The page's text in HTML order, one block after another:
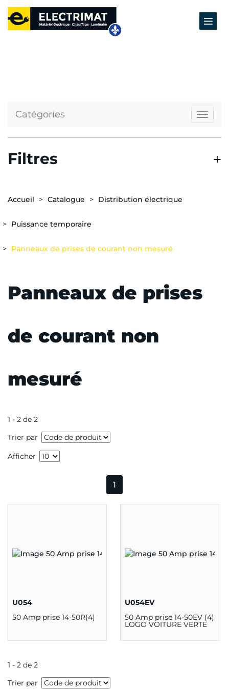
Catégories
Filtres
Accueil Catalogue Distribution électrique
Puissance temporaire
Panneaux de prises de courant non mesuré
Panneaux de prises
de courant non
mesuré
1 - 2 de 2
Trier par
Afficher
1
U054
50 Amp prise 14-50R(4)
U054EV
50 Amp prise 14-50EV (4)
LOGO VOITURE VERTE
1 - 2 de 2
Trier par